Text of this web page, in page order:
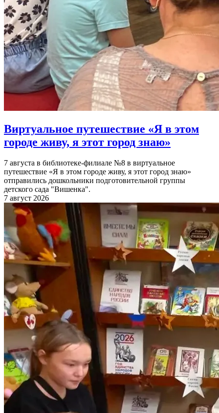
Виртуальное путешествие «Я в этом
городе живу, я этот город знаю»
7 августа в библиотеке-филиале №8 в виртуальное
путешествие «Я в этом городе живу, я этот город знаю»
отправились дошкольники подготовительной группы
детского сада "Вишенка".
7 август 2026